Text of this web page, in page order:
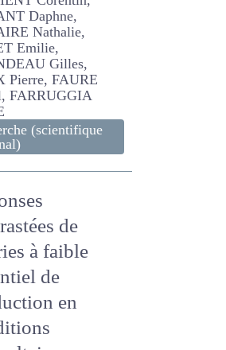
Corentin,
Daphne, LEMAIRE
CADET Emilie,
Gilles, ROUX
Pascal,
ANNE
(scientifique
de
à faible
de
en